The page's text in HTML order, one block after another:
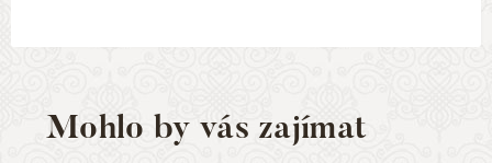
Mohlo by vás zajímat